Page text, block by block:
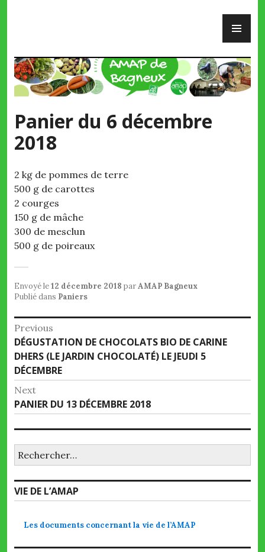
Panier du 6 décembre
2018
2 kg de pommes de terre
500 g de carottes
2 courges
150 g de mâche
300 de mesclun
500 g de poireaux
Envoyé le12 décembre 2018 parAMAP Bagneux
Publié dans Paniers
Navigation
de
l’article
Previous
Previous
post:
DÉGUSTATION DE CHOCOLATS BIO DE CARINE
DHERS (LE JARDIN CHOCOLATÉ) LE JEUDI 5
DÉCEMBRE
Next
Next
post:
PANIER DU 13 DÉCEMBRE 2018
VIE DE L’AMAP
Les documents concernant la vie de l’AMAP